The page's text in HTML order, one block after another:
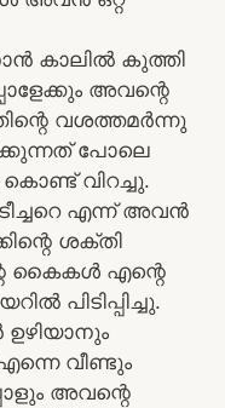
കാലിൽ കുത്തി
അവന്റെ
വശത്തമർന്നു
പോലെ
വിറച്ചു.
എന്ന് അവൻ
ശക്തി
കൈകൾ എന്റെ
പിടിപ്പിച്ചു.
വീണ്ടും
അവന്റെ